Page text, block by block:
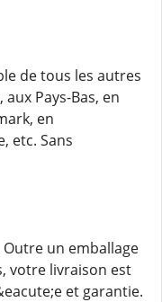
de tous les autres
Pays-Bas, en
en
etc. Sans
un emballage
votre livraison est
et garantie.